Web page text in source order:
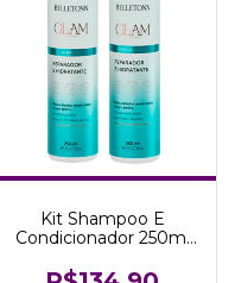
Kit Shampoo E
Condicionador 250ml
Belissè